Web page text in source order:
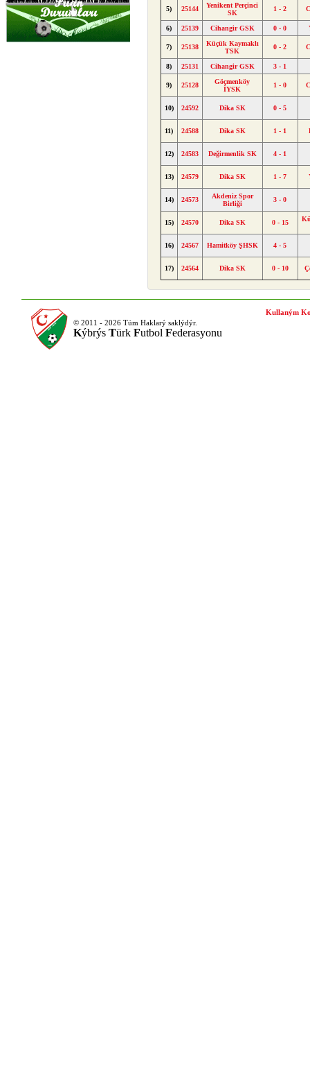
5) 25144
Yenikent Perçinci
SK
1 - 2
6) 25139 Cihangir GSK 0 - 0
7) 25138
Küçük Kaymaklı
TSK
0 - 2
8) 25131 Cihangir GSK 3 - 1
9) 25128
Göçmenköy
İYSK
1 - 0
10) 24592 Dika SK 0 - 5
11) 24588 Dika SK 1 - 1
12) 24583 Değirmenlik SK 4 - 1
13) 24579 Dika SK 1 - 7
14) 24573
Akdeniz Spor
Birliği
3 - 0
15) 24570 Dika SK 0 - 15
16) 24567 Hamitköy ŞHSK 4 - 5
17) 24564 Dika SK 0 - 10
© 2011 - 2026 Tüm Haklarý saklýdýr.
Kýbrýs Türk Futbol Federasyonu
Kullaným